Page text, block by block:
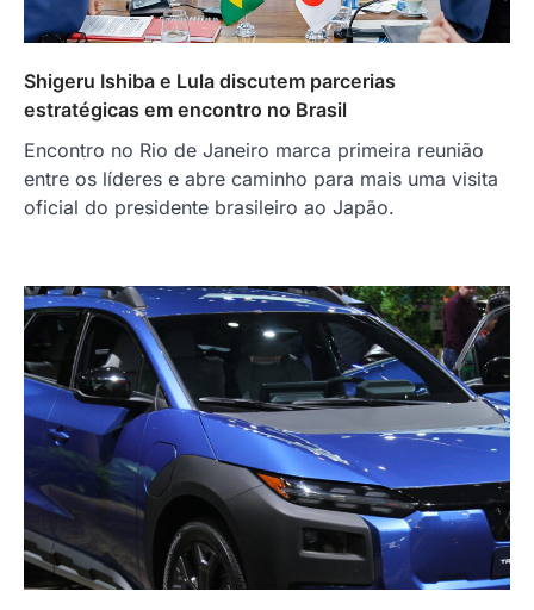
Shigeru Ishiba e Lula discutem parcerias
estratégicas em encontro no Brasil
Encontro no Rio de Janeiro marca primeira reunião
entre os líderes e abre caminho para mais uma visita
oficial do presidente brasileiro ao Japão.